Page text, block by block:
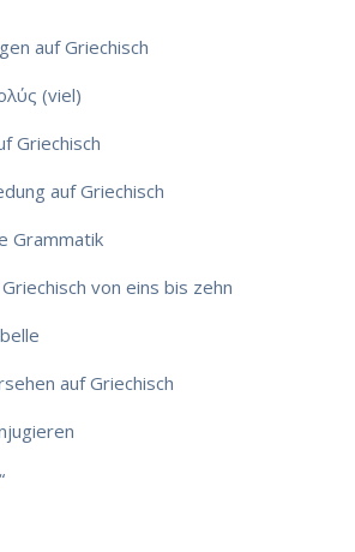
auf Griechisch
(viel)
Griechisch
auf Griechisch
Grammatik
von eins bis zehn
auf Griechisch